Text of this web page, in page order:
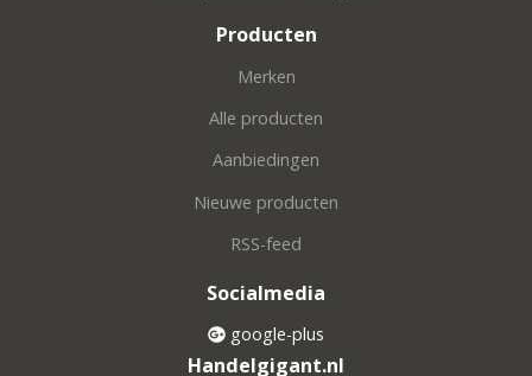
Producten
Merken
Alle producten
Aanbiedingen
Nieuwe producten
RSS-feed
Socialmedia
google-plus
Handelgigant.nl